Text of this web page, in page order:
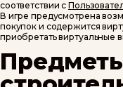
соответствии с
В игре предусмотрена
покупок и содержится
приобретать виртуальные